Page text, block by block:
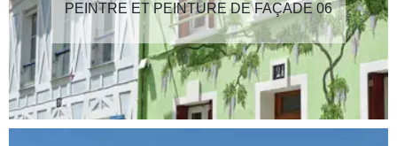
PEINTRE ET PEINTURE DE FAÇADE 06